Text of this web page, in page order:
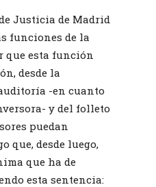
Justicia de Madrid
funciones de la
que esta función
desde la
-en cuanto
y del folleto
puedan
que, desde luego,
que ha de
esta sentencia: